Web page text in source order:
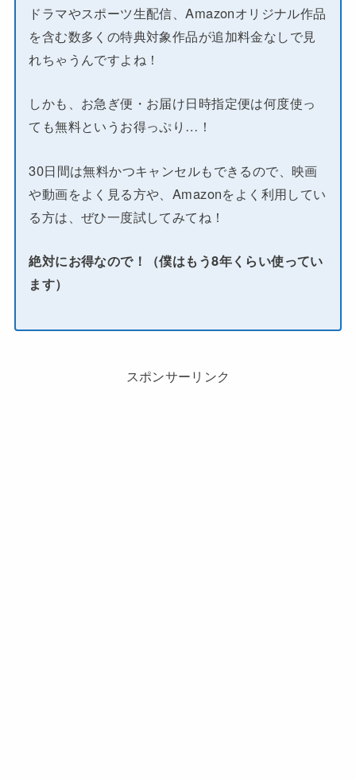
ドラマやスポーツ生配信、Amazonオリジナル作品
を含む数多くの特典対象作品が追加料金なしで見
れちゃうんですよね！
しかも、お急ぎ便・お届け日時指定便は何度使っ
ても無料というお得っぷり…！
30日間は無料かつキャンセルもできるので、映画
や動画をよく見る方や、Amazonをよく利用してい
る方は、ぜひ一度試してみてね！
絶対にお得なので！（僕はもう8年くらい使ってい
ます）
スポンサーリンク